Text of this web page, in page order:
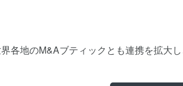
各地のM&Aブティックとも連携を拡大